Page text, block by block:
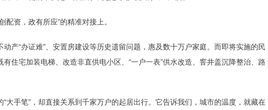
资，政有所应”的精准对接上。
“办证难”、安置房建设等历史遗留问题，惠及数十万户家庭。而即将实施的民
住宅加装电梯、改造非直供电小区、“一户一表”供水改造、窨井盖沉降整治、路
手笔”，却直接关系到千家万户的起居出行。它告诉我们，城市的温度，就藏在
21.92 0.57% 深证成指 14110.12 -34.08 -0.24%